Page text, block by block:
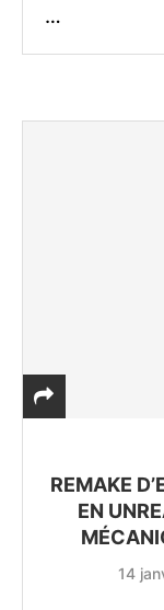
…
REMAKE
EN
14